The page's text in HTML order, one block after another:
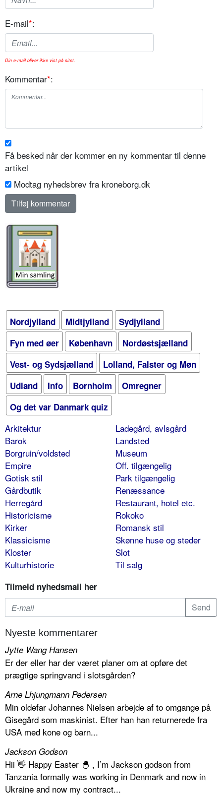
E-mail*:
Din e-mail bliver ikke vist på sitet.
Kommentar*:
Få besked når der kommer en ny kommentar til denne
artikel
Modtag nyhedsbrev fra kroneborg.dk
Nordjylland Midtjylland
Sydjylland
Fyn med øer
København
Nordøstsjælland
Vest- og Sydsjælland
Lolland, Falster og Møn
Udland
Info Bornholm
Omregner
Og det var Danmark quiz
Arkitektur
Barok
Borgruin/voldsted
Empire
Gotisk stil
Gårdbutik
Herregård
Historicisme
Kirker
Klassicisme
Kloster
Kulturhistorie
Ladegård, avlsgård
Landsted
Museum
Off. tilgængelig
Park tilgængelig
Renæssance
Restaurant, hotel etc.
Rokoko
Romansk stil
Skønne huse og steder
Slot
Til salg
Tilmeld nyhedsmail her
Nyeste kommentarer
Jytte Wang Hansen
Er der eller har der været planer om at opføre det
prægtige springvand i slotsgården?
Arne Lhjungmann Pedersen
Min oldefar Johannes Nielsen arbejde af to omgange på
Gisegård som maskinist. Efter han han returnerede fra
USA med kone og barn...
Jackson Godson
Hii 👋 Happy Easter 🐣 , I’m Jackson godson from
Tanzania formally was working in Denmark and now in
Ukraine and now my contract...